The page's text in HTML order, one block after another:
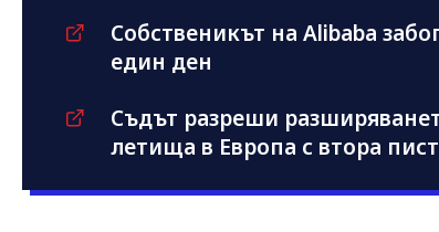
Собственикът на Alibaba
един ден
Съдът разреши
летища в Европа с втора